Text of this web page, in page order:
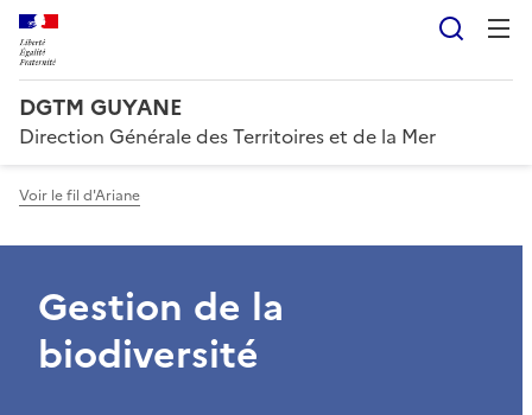
DGTM GUYANE
Direction Générale des Territoires et de la Mer
Voir le fil d'Ariane
Gestion de la
biodiversité